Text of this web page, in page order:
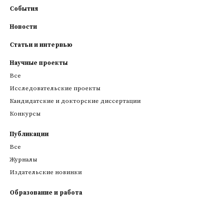
События
Новости
Статьи и интервью
Научные проекты
Все
Исследовательские проекты
Кандидатские и докторские диссертации
Конкурсы
Публикации
Все
Журналы
Издательские новинки
Образование и работа